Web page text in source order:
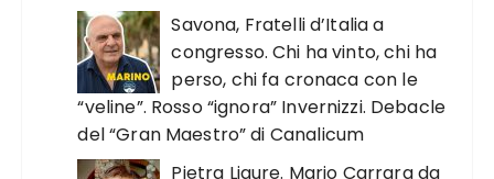
Savona, Fratelli d’Italia a
congresso. Chi ha vinto, chi ha
perso, chi fa cronaca con le
“veline”. Rosso “ignora” Invernizzi. Debacle
del “Gran Maestro” di Canalicum
Pietra Ligure. Mario Carrara da